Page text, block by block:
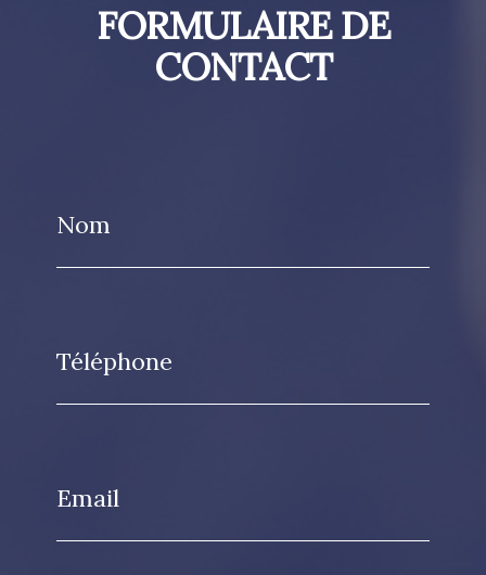
FORMULAIRE DE
CONTACT
Nom
Téléphone
Email